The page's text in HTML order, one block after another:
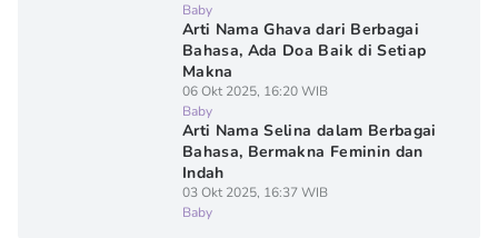
Baby
Arti Nama Ghava dari Berbagai
Bahasa, Ada Doa Baik di Setiap
Makna
06 Okt 2025, 16:20 WIB
Baby
Arti Nama Selina dalam Berbagai
Bahasa, Bermakna Feminin dan
Indah
03 Okt 2025, 16:37 WIB
Baby